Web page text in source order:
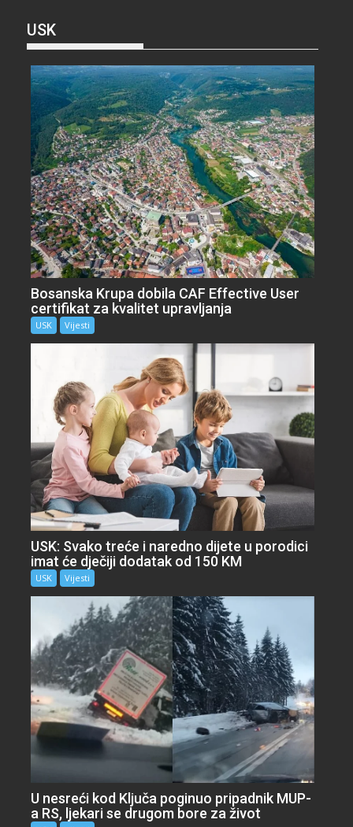
USK
Bosanska Krupa dobila CAF Effective User
certifikat za kvalitet upravljanja
USK Vijesti
USK: Svako treće i naredno dijete u porodici
imat će dječiji dodatak od 150 KM
USK Vijesti
U nesreći kod Ključa poginuo pripadnik MUP-
a RS, ljekari se drugom bore za život